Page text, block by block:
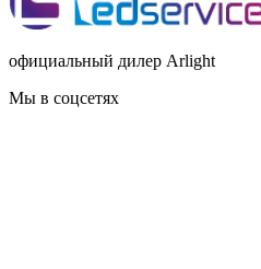
официальный дилер Arlight
Мы в соцсетях